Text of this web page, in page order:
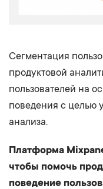
Сегментация
продуктовой
пользователей на
поведения с целью
анализа.
Платформа
чтобы помочь
поведение